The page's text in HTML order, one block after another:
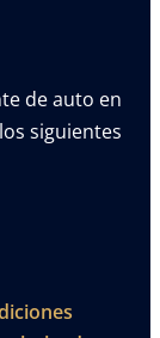
de auto en
siguientes